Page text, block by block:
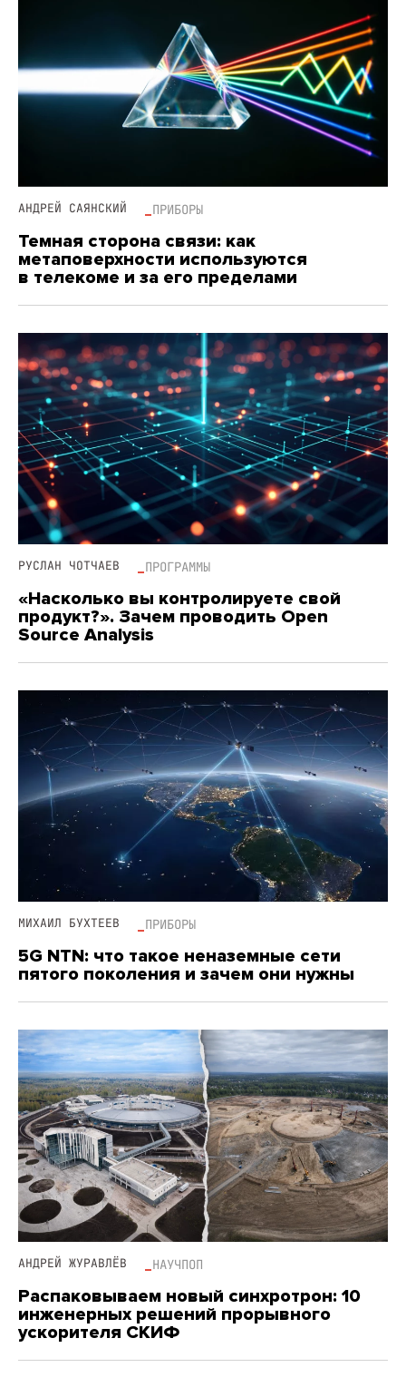
АНДРЕЙ САЯНСКИЙ ПРИБОРЫ
Темная сторона связи: как
метаповерхности используются
в телекоме и за его пределами
РУСЛАН ЧОТЧАЕВ ПРОГРАММЫ
«Насколько вы контролируете свой
продукт?». Зачем проводить Open
Source Analysis
МИХАИЛ БУХТЕЕВ ПРИБОРЫ
5G NTN: что такое неназемные сети
пятого поколения и зачем они нужны
АНДРЕЙ ЖУРАВЛЁВ НАУЧПОП
Распаковываем новый синхротрон: 10
инженерных решений прорывного
ускорителя СКИФ